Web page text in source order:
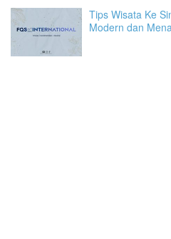
Tips Wisata Ke
Modern dan